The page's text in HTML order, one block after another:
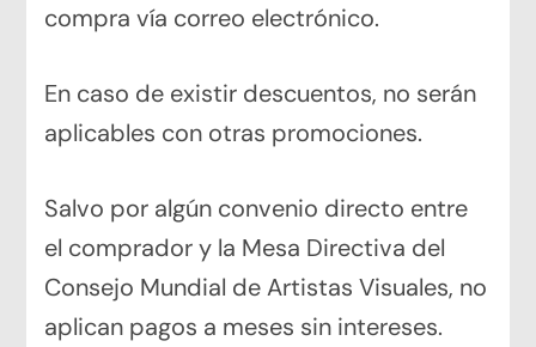
compra vía correo electrónico.
En caso de existir descuentos, no serán
aplicables con otras promociones.
Salvo por algún convenio directo entre
el comprador y la Mesa Directiva del
Consejo Mundial de Artistas Visuales, no
aplican pagos a meses sin intereses.